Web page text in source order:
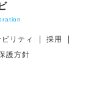
リティ
採用
護方針